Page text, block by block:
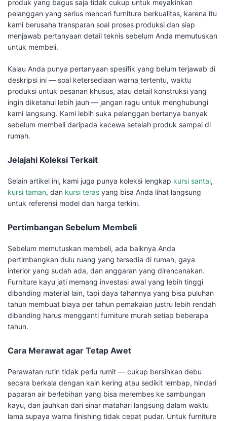
produk yang bagus saja tidak cukup untuk meyakinkan
pelanggan yang serius mencari furniture berkualitas, karena itu
kami berusaha transparan soal proses produksi dan siap
menjawab pertanyaan detail teknis sebelum Anda memutuskan
untuk membeli.
Kalau Anda punya pertanyaan spesifik yang belum terjawab di
deskripsi ini — soal ketersediaan warna tertentu, waktu
produksi untuk pesanan khusus, atau detail konstruksi yang
ingin diketahui lebih jauh — jangan ragu untuk menghubungi
kami langsung. Kami lebih suka pelanggan bertanya banyak
sebelum membeli daripada kecewa setelah produk sampai di
rumah.
Jelajahi Koleksi Terkait
Selain artikel ini, kami juga punya koleksi lengkap kursi santai,
kursi taman, dan kursi teras yang bisa Anda lihat langsung
untuk referensi model dan harga terkini.
Pertimbangan Sebelum Membeli
Sebelum memutuskan membeli, ada baiknya Anda
pertimbangkan dulu ruang yang tersedia di rumah, gaya
interior yang sudah ada, dan anggaran yang direncanakan.
Furniture kayu jati memang investasi awal yang lebih tinggi
dibanding material lain, tapi daya tahannya yang bisa puluhan
tahun membuat biaya per tahun pemakaian justru lebih rendah
dibanding harus mengganti furniture murah setiap beberapa
tahun.
Cara Merawat agar Tetap Awet
Perawatan rutin tidak perlu rumit — cukup bersihkan debu
secara berkala dengan kain kering atau sedikit lembap, hindari
paparan air berlebihan yang bisa merembes ke sambungan
kayu, dan jauhkan dari sinar matahari langsung dalam waktu
lama supaya warna finishing tidak cepat pudar. Untuk furniture